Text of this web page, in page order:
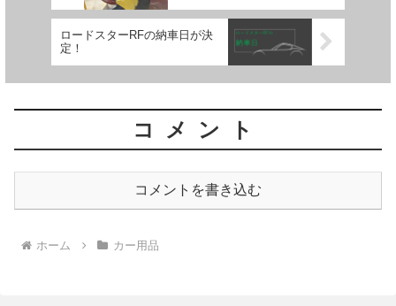
ロードスターRFの納車日が決
定！
コメント
コメントを書き込む
ホーム カー用品